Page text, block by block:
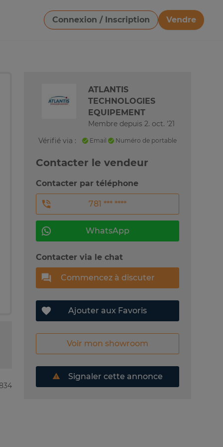
Connexion / Inscription
Vendre
Télécharger une image
ATLANTIS
TECHNOLOGIES
EQUIPEMENT
Membre depuis 2. oct. '21
Vérifié via :
Email Numéro de portable
Contacter le vendeur
Contacter par téléphone
781 *** ****
WhatsApp
Contacter via le chat
Commencez à discuter
Ajouter aux Favoris
Voir mon showroom
Signaler cette annonce